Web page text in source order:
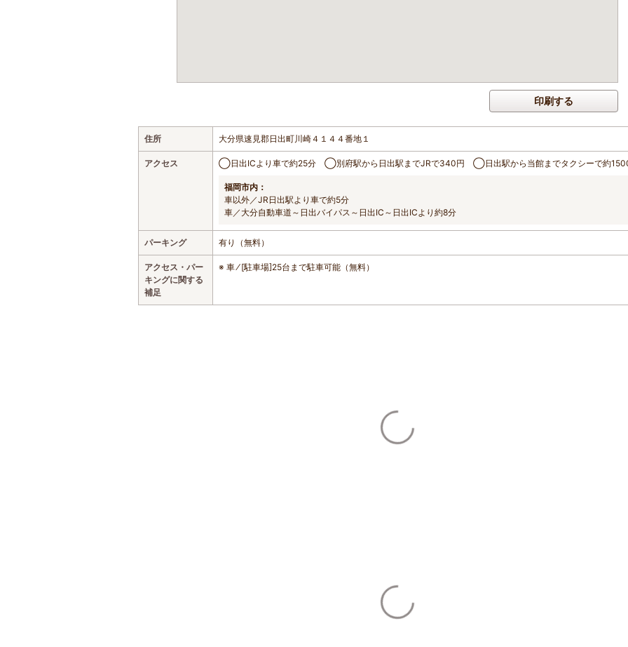
印刷する
住所 大分県速見郡日出町川崎４１４４番地１
アクセス ◯日出ICより車で約25分 ◯別府駅から日出駅までJRで340円 ◯日出駅から当館までタクシーで約
福岡市内：
車以外／JR日出駅より車で約5分
車／大分自動車道～日出バイパス～日出IC～日出ICより約8分
パーキング 有り（無料）
アクセス・パー
キングに関する
補足
※ 車 ⁄ [駐車場]25台まで駐車可能（無料）